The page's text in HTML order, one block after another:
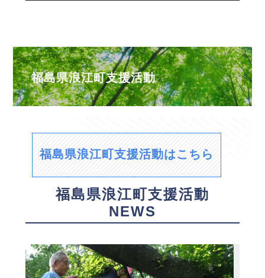
福島県浪江町支援活動
福島県浪江町支援活動はこちら
福島県浪江町支援活動
NEWS